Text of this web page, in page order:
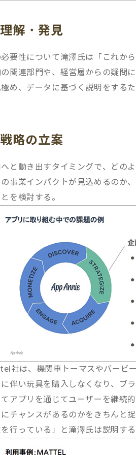
解・発見
要性について滝澤氏は「これか
関連部門や、経営層からの疑問
め、データに基づく説明をする
略の立案
と動き出すタイミングで、どの
事業インパクトが見込めるのか
を検討する。
社は、機関車トーマスやバービ
伴い玩具を購入しなくなり、ブ
アプリを通じてユーザーを継続
チャンスがあるのかをきちんと
行っている」と滝澤氏は説明する